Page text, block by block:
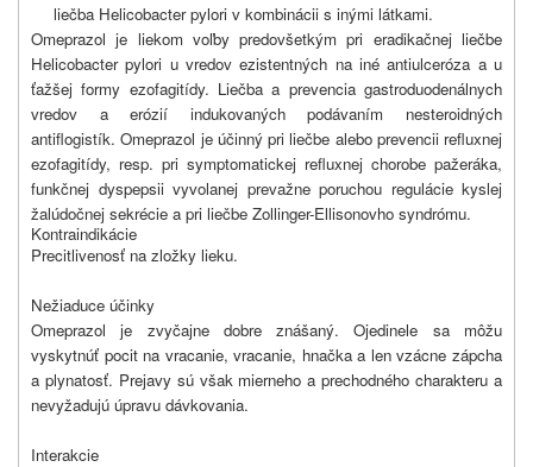
liečba Helicobacter pylori v kombinácii s inými látkami.
Omeprazol je liekom voľby predovšetkým pri eradikačnej liečbe
Helicobacter pylori u vredov ezistentných na iné antiulceróza a u
ťažšej formy ezofagitídy. Liečba a prevencia gastroduodenálnych
vredov a erózií indukovaných podávaním nesteroidných
antiflogistík. Omeprazol je účinný pri liečbe alebo prevencii refluxnej
ezofagitídy, resp. pri symptomatickej refluxnej chorobe pažeráka,
funkčnej dyspepsii vyvolanej prevažne poruchou regulácie kyslej
žalúdočnej sekrécie a pri liečbe Zollinger-Ellisonovho syndrómu.
Kontraindikácie
Precitlivenosť na zložky lieku.
Nežiaduce účinky
Omeprazol je zvyčajne dobre znášaný. Ojedinele sa môžu
vyskytnúť pocit na vracanie, vracanie, hnačka a len vzácne zápcha
a plynatosť. Prejavy sú však mierneho a prechodného charakteru a
nevyžadujú úpravu dávkovania.
Interakcie